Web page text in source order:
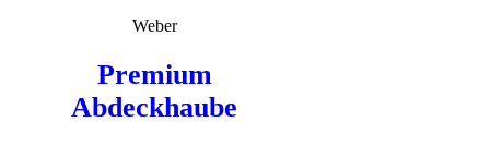
Weber
Premium
Abdeckhaube